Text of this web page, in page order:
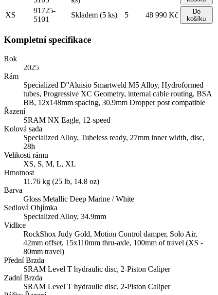
XS
91725-
5101
Skladem (5 ks) 5 48 990 Kč
Do
košíku
Kompletní specifikace
Rok
2025
Rám
Specialized D''Aluisio Smartweld M5 Alloy, Hydroformed
tubes, Progressive XC Geometry, internal cable routing, BSA
BB, 12x148mm spacing, 30.9mm Dropper post compatible
Řazení
SRAM NX Eagle, 12-speed
Kolová sada
Specialized Alloy, Tubeless ready, 27mm inner width, disc,
28h
Velikosti rámu
XS, S, M, L, XL
Hmotnost
11.76 kg (25 lb, 14.8 oz)
Barva
Gloss Metallic Deep Marine / White
Sedlová Objímka
Specialized Alloy, 34.9mm
Vidlice
RockShox Judy Gold, Motion Control damper, Solo Air,
42mm offset, 15x110mm thru-axle, 100mm of travel (XS -
80mm travel)
Přední Brzda
SRAM Level T hydraulic disc, 2-Piston Caliper
Zadní Brzda
SRAM Level T hydraulic disc, 2-Piston Caliper